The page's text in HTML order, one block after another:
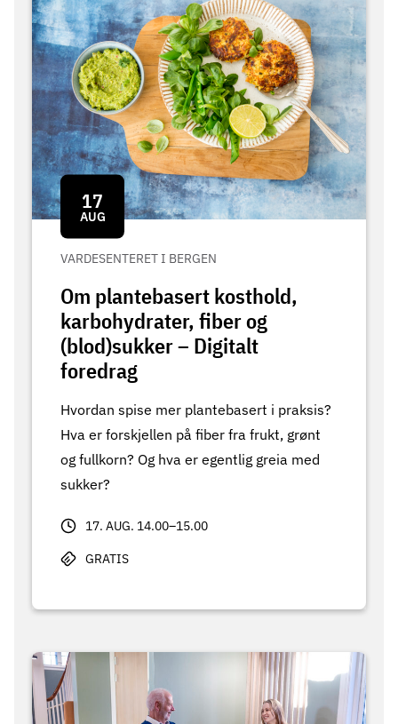
17
AUG
VARDESENTERET I BERGEN
Om plantebasert kosthold,
karbohydrater, fiber og
(blod)sukker – Digitalt
foredrag
Hvordan spise mer plantebasert i praksis?
Hva er forskjellen på fiber fra frukt, grønt
og fullkorn? Og hva er egentlig greia med
sukker?
17. AUG. 14.00–15.00
GRATIS